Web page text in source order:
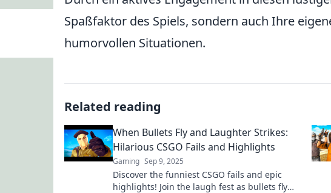
Spaßfaktor des Spiels, sondern auch Ihre
humorvollen Situationen.
Related reading
When Bullets Fly and Laughter Strikes:
Hilarious CSGO Fails and Highlights
Gaming Sep 9, 2025
Discover the funniest CSGO fails and epic
highlights! Join the laugh fest as bullets fly